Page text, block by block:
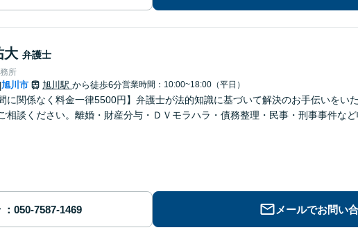
大 弁護士
所
|旭川市 旭川駅 から徒歩6分営業時間：10:00~18:00（平日）
に関係なく料金一律5500円】弁護士が法的知識に基づいて解決のお手伝いをい
相談ください。離婚・財産分与・ＤＶモラハラ・債務整理・民事・刑事事件など
メールでお問い